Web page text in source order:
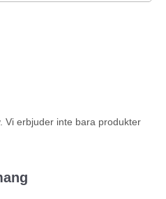
Vi erbjuder inte bara produkter